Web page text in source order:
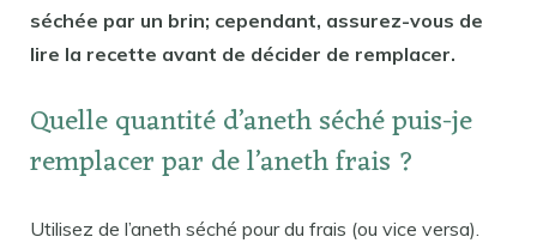
séchée par un brin; cependant, assurez-vous de
lire la recette avant de décider de remplacer.
Quelle quantité d’aneth séché puis-je
remplacer par de l’aneth frais ?
Utilisez de l’aneth séché pour du frais (ou vice versa).